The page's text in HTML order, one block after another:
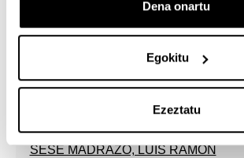
Dena onartu
Egokitu
Ezeztatu
LUENGAS CARREÑO, DANIEL
SANCHEZ BEITIA, SANTIAGO MARIA
SESE MADRAZO, LUIS RAMON